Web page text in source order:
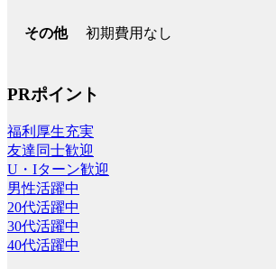
その他 初期費用なし
PRポイント
福利厚生充実
友達同士歓迎
U・Iターン歓迎
男性活躍中
20代活躍中
30代活躍中
40代活躍中